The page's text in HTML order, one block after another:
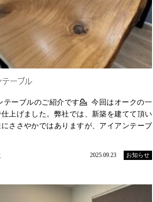
ーブル
テーブルのご紹介です💁 今回はオークの一
上げました。弊社では、新築を建てて頂い
ささやかではありますが、アイアンテーブ
2025.09.23 お知らせ